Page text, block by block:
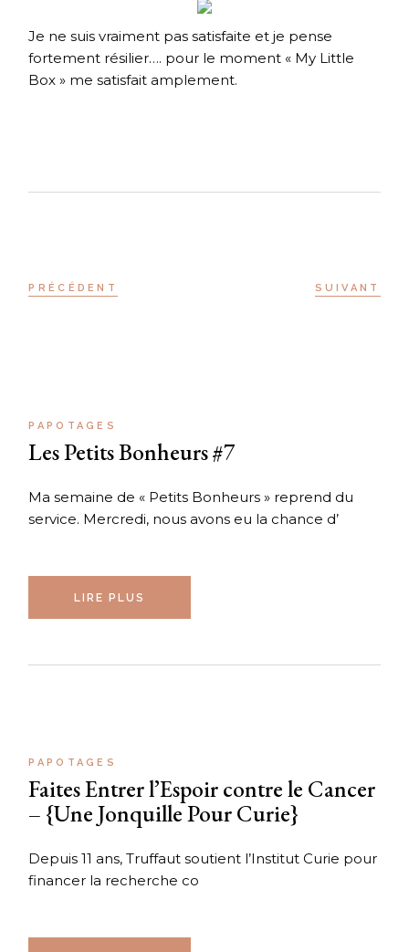
Je ne suis vraiment pas satisfaite et je pense
fortement résilier…. pour le moment « My Little
Box » me satisfait amplement.
PRÉCÉDENT SUIVANT
PAPOTAGES
Les Petits Bonheurs #7
Ma semaine de « Petits Bonheurs » reprend du
service. Mercredi, nous avons eu la chance d’
LIRE PLUS
PAPOTAGES
Faites Entrer l’Espoir contre le Cancer
– {Une Jonquille Pour Curie}
Depuis 11 ans, Truffaut soutient l’Institut Curie pour
financer la recherche co